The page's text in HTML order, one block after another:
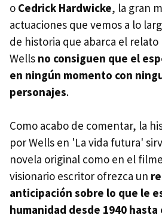
o Cedrick Hardwicke, la gran
actuaciones que vemos a lo
de historia que abarca el
Wells no consiguen que el
en ningún momento con
personajes.
Como acabo de comentar, la
por Wells en 'La vida futura'
novela original como en el
visionario escritor ofrezca un
anticipación sobre lo que le
humanidad desde 1940 hasta